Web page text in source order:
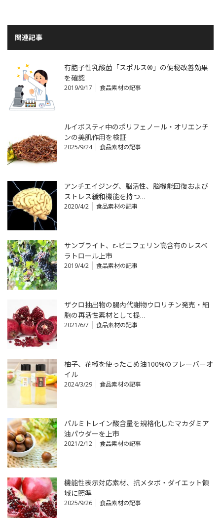
関連記事
有胞子性乳酸菌「スポルス®」の便秘改善効果
を確認
2019/9/17 食品素材の記事
ルイボスティ中のポリフェノール・オリエンチ
ンの美肌作用を検証
2025/9/24 食品素材の記事
アンチエイジング、脳活性、脳機能回復および
ストレス緩和機能を持つ…
2020/4/2 食品素材の記事
サンブライト、ε-ビニフェリン高含有のレスベ
ラトロール上市
2019/4/2 食品素材の記事
ザクロ抽出物の腸内代謝物ウロリチン発売・細
胞の再活性素材として提…
2021/6/7 食品素材の記事
柚子、花椒を使ったこめ油100%のフレーバーオ
イル
2024/3/29 食品素材の記事
パルミトレイン酸含量を規格化したマカダミア
油パウダーを上市
2021/2/12 食品素材の記事
機能性表示対応素材、抗メタボ・ダイエット領
域に照準
2025/9/26 食品素材の記事